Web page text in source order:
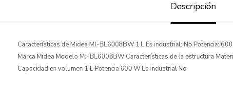
Descripción
Características de Midea MJ-BL6008BW 1 L Es industrial: No Potencia:
Marca Midea Modelo MJ-BL6008BW Características de la estructura
Capacidad en volumen 1 L Potencia 600 W Es industrial No